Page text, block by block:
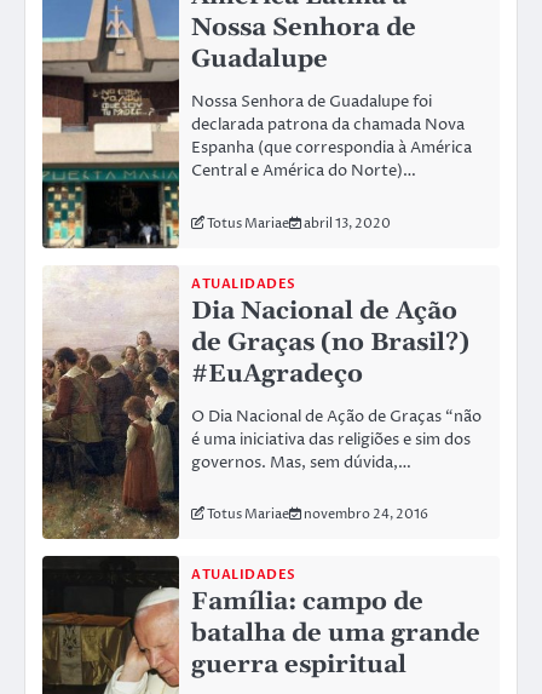
Nossa Senhora de
Guadalupe
Nossa Senhora de Guadalupe foi
declarada patrona da chamada Nova
Espanha (que correspondia à América
Central e América do Norte)…
Totus Mariae abril 13, 2020
ATUALIDADES
Dia Nacional de Ação
de Graças (no Brasil?)
#EuAgradeço
O Dia Nacional de Ação de Graças “não
é uma iniciativa das religiões e sim dos
governos. Mas, sem dúvida,…
Totus Mariae novembro 24, 2016
ATUALIDADES
Família: campo de
batalha de uma grande
guerra espiritual